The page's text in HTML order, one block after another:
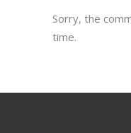
Sorry, the
time.